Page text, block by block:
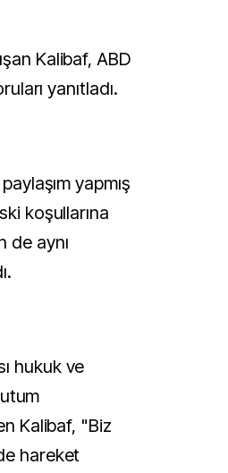
Kalibaf, ABD
yanıtladı.
yapmış
koşullarına
de aynı
hukuk ve
Kalibaf, "Biz
hareket